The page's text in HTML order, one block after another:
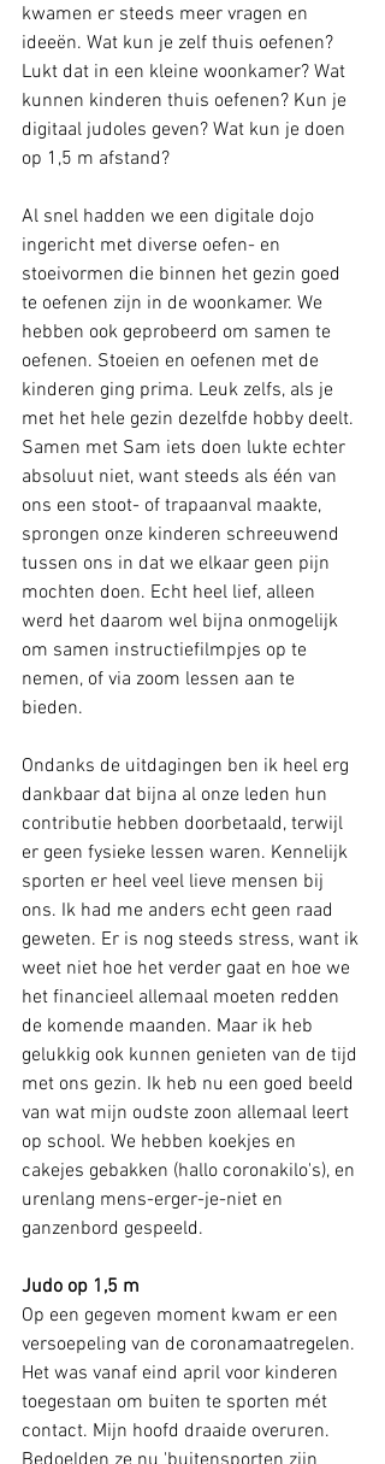
kwamen er steeds meer vragen en
ideeën. Wat kun je zelf thuis oefenen?
Lukt dat in een kleine woonkamer? Wat
kunnen kinderen thuis oefenen? Kun je
digitaal judoles geven? Wat kun je doen
op 1,5 m afstand?
Al snel hadden we een digitale dojo
ingericht met diverse oefen- en
stoeivormen die binnen het gezin goed
te oefenen zijn in de woonkamer. We
hebben ook geprobeerd om samen te
oefenen. Stoeien en oefenen met de
kinderen ging prima. Leuk zelfs, als je
met het hele gezin dezelfde hobby deelt.
Samen met Sam iets doen lukte echter
absoluut niet, want steeds als één van
ons een stoot- of trapaanval maakte,
sprongen onze kinderen schreeuwend
tussen ons in dat we elkaar geen pijn
mochten doen. Echt heel lief, alleen
werd het daarom wel bijna onmogelijk
om samen instructiefilmpjes op te
nemen, of via zoom lessen aan te
bieden.
Ondanks de uitdagingen ben ik heel erg
dankbaar dat bijna al onze leden hun
contributie hebben doorbetaald, terwijl
er geen fysieke lessen waren. Kennelijk
sporten er heel veel lieve mensen bij
ons. Ik had me anders echt geen raad
geweten. Er is nog steeds stress, want ik
weet niet hoe het verder gaat en hoe we
het financieel allemaal moeten redden
de komende maanden. Maar ik heb
gelukkig ook kunnen genieten van de tijd
met ons gezin. Ik heb nu een goed beeld
van wat mijn oudste zoon allemaal leert
op school. We hebben koekjes en
cakejes gebakken (hallo coronakilo's), en
urenlang mens-erger-je-niet en
ganzenbord gespeeld.
Judo op 1,5 m
Op een gegeven moment kwam er een
versoepeling van de coronamaatregelen.
Het was vanaf eind april voor kinderen
toegestaan om buiten te sporten mét
contact. Mijn hoofd draaide overuren.